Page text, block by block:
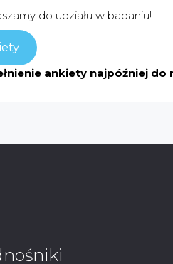
do udziału w badaniu!
ankiety najpóźniej